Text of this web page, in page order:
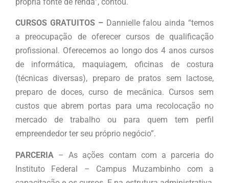
CURSOS GRATUITOS –Dannielle falou ainda “temos
a preocupação de oferecer cursos de qualificação
profissional. Oferecemos ao longo dos 4 anos cursos
de informática, maquiagem, oficinas de costura
(técnicas diversas), preparo de pratos sem lactose,
preparo de doces, curso de mecânica. Cursos sem
custos que abrem portas para uma recolocação no
mercado de trabalho ou para quem tem perfil
empreendedor ter seu próprio negócio”.
PARCERIA – As ações contam com a parceria do
Instituto Federal – Campus Muzambinho com a